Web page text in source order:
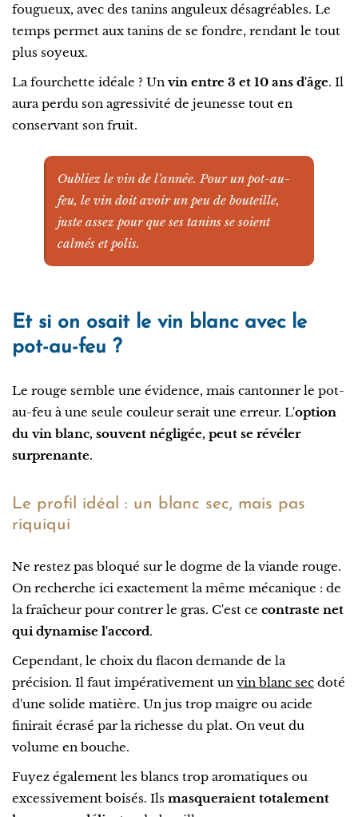
fougueux, avec des tanins anguleux désagréables. Le
temps permet aux tanins de se fondre, rendant le tout
plus soyeux.
La fourchette idéale ? Un vin entre 3 et 10 ans d'âge. Il
aura perdu son agressivité de jeunesse tout en
conservant son fruit.
Oubliez le vin de l'année. Pour un pot-au-
feu, le vin doit avoir un peu de bouteille,
juste assez pour que ses tanins se soient
calmés et polis.
Et si on osait le vin blanc avec le
pot-au-feu ?
Le rouge semble une évidence, mais cantonner le pot-
au-feu à une seule couleur serait une erreur. L'option
du vin blanc, souvent négligée, peut se révéler
surprenante.
Le profil idéal : un blanc sec, mais pas
riquiqui
Ne restez pas bloqué sur le dogme de la viande rouge.
On recherche ici exactement la même mécanique : de
la fraîcheur pour contrer le gras. C'est ce contraste net
qui dynamise l'accord.
Cependant, le choix du flacon demande de la
précision. Il faut impérativement un vin blanc sec doté
d'une solide matière. Un jus trop maigre ou acide
finirait écrasé par la richesse du plat. On veut du
volume en bouche.
Fuyez également les blancs trop aromatiques ou
excessivement boisés. Ils masqueraient totalement